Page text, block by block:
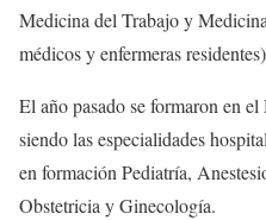
Medicina del Trabajo y
médicos y enfermeras
El año pasado se formaron en
siendo las especialidades
en formación Pediatría,
Obstetricia y Ginecología.